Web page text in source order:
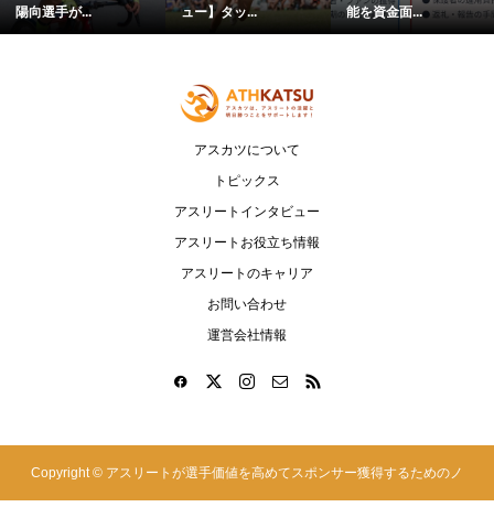
陽向選手が...
ュー】タッ...
能を資金面...
アスカツについて
トピックス
アスリートインタビュー
アスリートお役立ち情報
アスリートのキャリア
お問い合わせ
運営会社情報
Copyright © アスリートが選手価値を高めてスポンサー獲得するためのノ